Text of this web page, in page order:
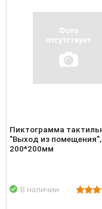
Пиктограмма
"Выход из
200*200мм
В наличии Войти